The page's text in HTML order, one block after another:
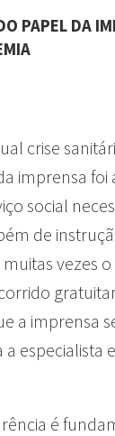
PAPEL DA
crise
imprensa foi
social
de
vezes
a imprensa
a especialista
é